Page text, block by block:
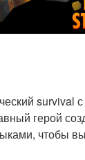
survival
герой
чтобы